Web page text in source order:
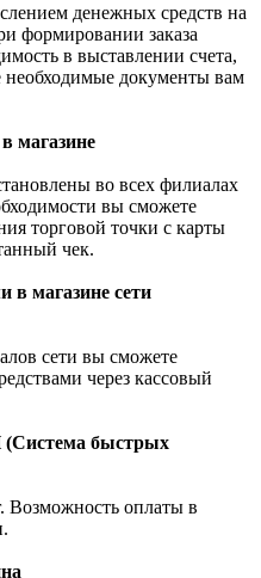
денежных средств на
формировании заказа
в выставлении счета,
документы вам
магазине
во всех филиалах
вы сможете
торговой точки с карты
чек.
в магазине сети
сети вы сможете
через кассовый
(Система быстрых
Возможность оплаты в